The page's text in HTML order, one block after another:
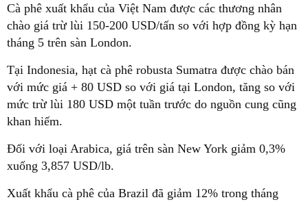
Cà phê xuất khẩu của Việt Nam được các thương nhân
chào giá trừ lùi 150-200 USD/tấn so với hợp đồng kỳ hạn
tháng 5 trên sàn London.
Tại Indonesia, hạt cà phê robusta Sumatra được chào bán
với mức giá + 80 USD so với giá tại London, tăng so với
mức trừ lùi 180 USD một tuần trước do nguồn cung cũng
khan hiếm.
Đối với loại Arabica, giá trên sàn New York giảm 0,3%
xuống 3,857 USD/lb.
Xuất khẩu cà phê của Brazil đã giảm 12% trong tháng